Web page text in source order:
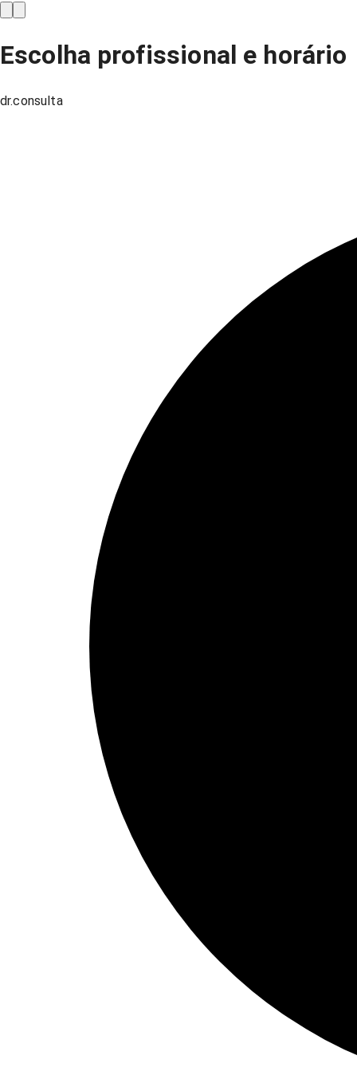
Escolha profissional e horário
dr.consulta